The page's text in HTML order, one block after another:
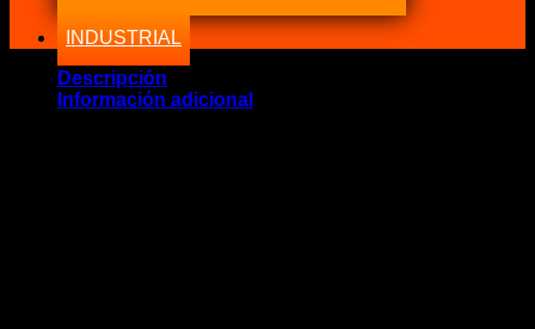
INDUSTRIAL
Descripción
Información adicional